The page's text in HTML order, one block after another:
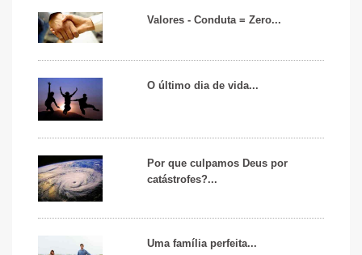
Valores - Conduta = Zero...
O último dia de vida...
Por que culpamos Deus por
catástrofes?...
Uma família perfeita...